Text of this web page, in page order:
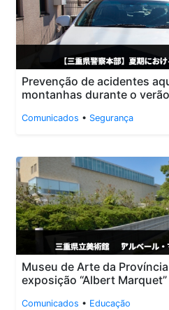
Prevenção de acidentes
montanhas durante o verão
Comunicados • Segurança
Museu de Arte da
exposição “Albert Marquet”
Comunicados • Educação